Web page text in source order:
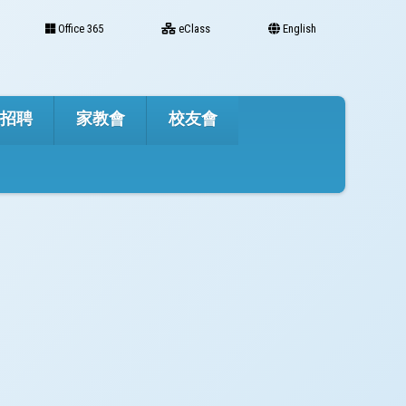
Office 365 eClass English
聘 家教會 校友會